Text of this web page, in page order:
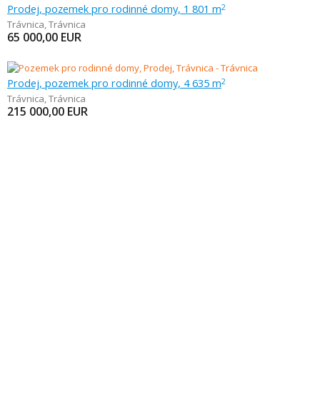
Prodej, pozemek pro rodinné domy, 1 801 m2
Trávnica,Trávnica
65 000,00 EUR
Prodej, pozemek pro rodinné domy, 4 635 m2
Trávnica,Trávnica
215 000,00 EUR